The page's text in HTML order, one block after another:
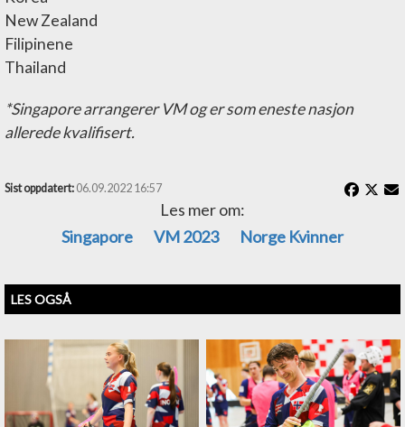
New Zealand
Filipinene
Thailand
*Singapore arrangerer VM og er som eneste nasjon
allerede kvalifisert.
Sist oppdatert: 06.09.2022 16:57
Les mer om:
Singapore
VM 2023 Norge Kvinner
LES OGSÅ